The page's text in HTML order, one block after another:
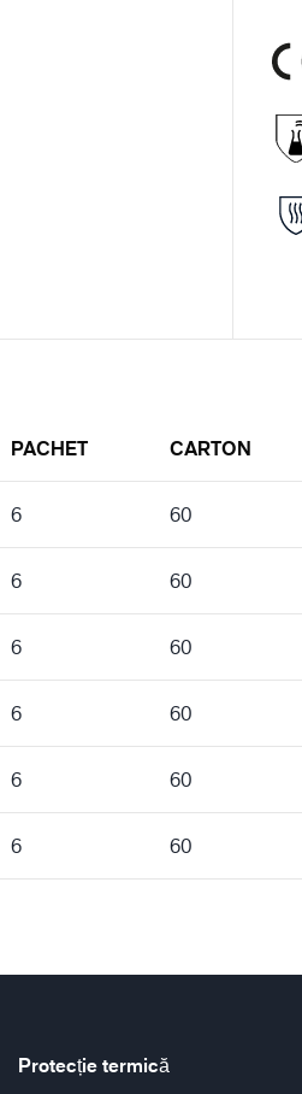
PACHET CARTON
6 60
6 60
6 60
6 60
6 60
6 60
Protecție termică